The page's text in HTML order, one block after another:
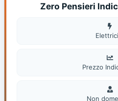
Zero Pensieri
Prezzo
Non